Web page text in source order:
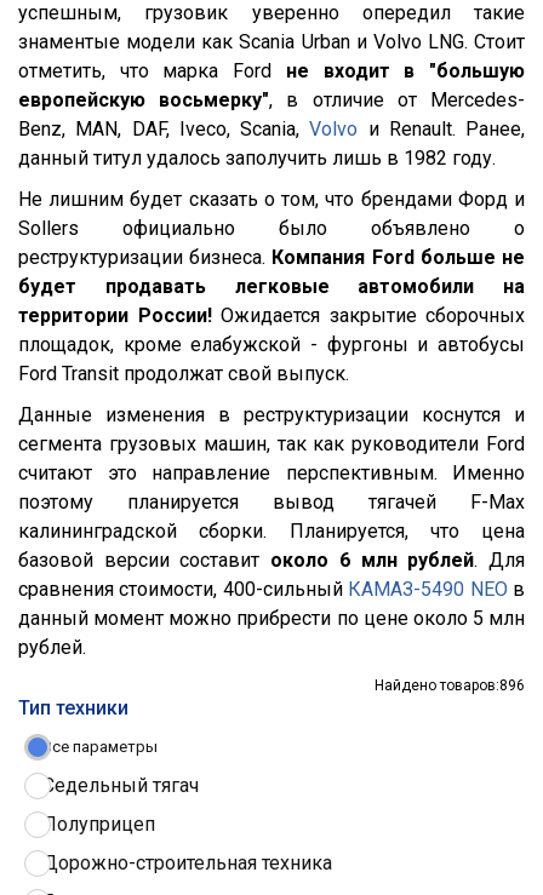
Найдено товаров:896
Тип техники
Все параметры
Седельный тягач
Полуприцеп
Дорожно-строительная техника
успешным, грузовик уверенно опередил такие
знаментые модели как Scania Urban и Volvo LNG. Стоит
отметить, что марка Ford не входит в "большую
европейскую восьмерку", в отличие от Mercedes-
Benz, MAN, DAF, Iveco, Scania,Volvo и Renault. Ранее,
данный титул удалось заполучить лишь в 1982 году.
Не лишним будет сказать о том, что брендами Форд и
Sollers официально было объявлено о
реструктуризации бизнеса. Компания Ford больше не
будет продавать легковые автомобили на
территории России!Ожидается закрытие сборочных
площадок, кроме елабужской - фургоны и автобусы
Ford Transit продолжат свой выпуск.
Данные изменения в реструктуризации коснутся и
сегмента грузовых машин, так как руководители Ford
считают это направление перспективным. Именно
поэтому планируется вывод тягачей F-Max
калининградской сборки. Планируется, что цена
базовой версии составит около 6 млн рублей. Для
сравнения стоимости, 400-сильный КАМАЗ-5490 NEO в
данный момент можно прибрести по цене около 5 млн
рублей.